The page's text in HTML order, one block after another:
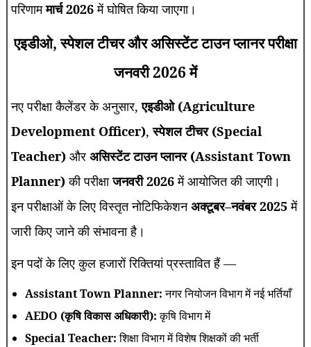
परिणाममार्च 2026में घोषित किया जाएगा।
एइडीओ, स्पेशल टीचर और असिस्टेंट टाउन प्लानर परीक्षा
जनवरी 2026 में
नए परीक्षा कैलेंडर के अनुसार,एइडीओ (Agriculture
Development Officer),स्पेशल टीचर (Special
Teacher)और असिस्टेंट टाउन प्लानर (Assistant Town
Planner)की परीक्षाजनवरी 2026में आयोजित की जाएगी।
इन परीक्षाओं के लिए विस्तृत नोटिफिकेशनअक्टूबर–नवंबर 2025 में
जारी किए जाने की संभावना है।
इन पदों के लिए कुल हजारों रिक्तियां प्रस्तावित हैं —
Assistant Town Planner:नगर नियोजन विभाग में नई भर्तियाँ
AEDO (कृषि विकास अधिकारी):कृषि विभाग में
Special Teacher:शिक्षा विभाग में विशेष शिक्षकों की भर्ती